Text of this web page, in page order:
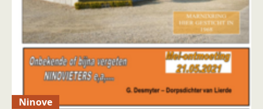
Ninove